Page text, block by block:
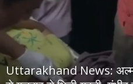
Uttarakhand News: